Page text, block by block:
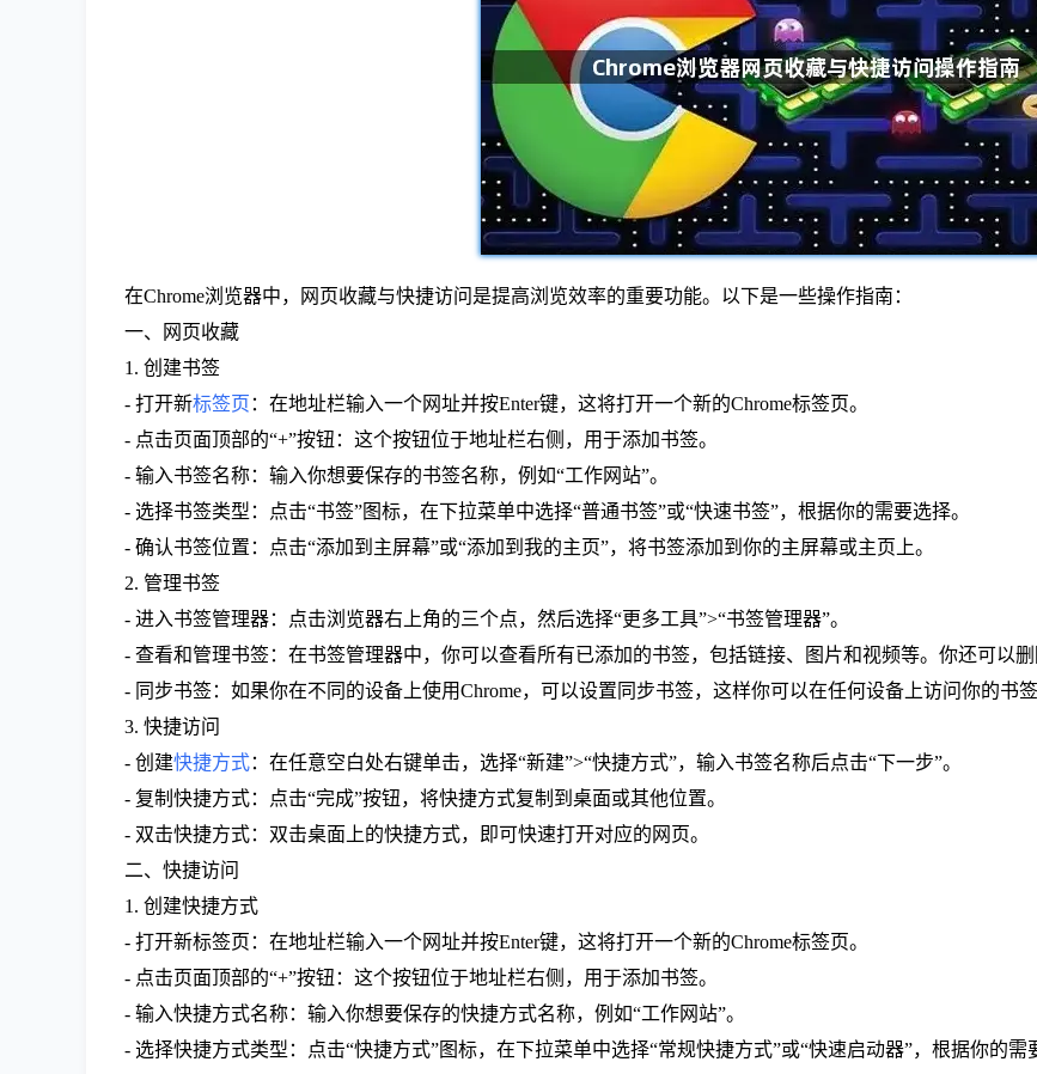
在Chrome浏览器中，网页收藏与快捷访问是提高浏览效率的重要功能。以下是一些操作指南：
一、网页收藏
1. 创建书签
- 打开新标签页 ：在地址栏输入一个网址并按Enter键，这将打开一个新的Chrome标签页。
- 点击页面顶部的“+”按钮：这个按钮位于地址栏右侧，用于添加书签。
- 输入书签名称：输入你想要保存的书签名称，例如“工作网站”。
- 选择书签类型：点击“书签”图标，在下拉菜单中选择“普通书签”或“快速书签”，根据你的需要选择。
- 确认书签位置：点击“添加到主屏幕”或“添加到我的主页”，将书签添加到你的主屏幕或主页上。
2. 管理书签
- 进入书签管理器：点击浏览器右上角的三个点，然后选择“更多工具”>“书签管理器”。
- 查看和管理书签：在书签管理器中，你可以查看所有已添加的书签，包括链接、图片和视频等。你还可以
- 同步书签：如果你在不同的设备上使用Chrome，可以设置同步书签，这样你可以在任何设备上访问你的书签
3. 快捷访问
- 创建快捷方式：在任意空白处右键单击，选择“新建”>“快捷方式”，输入书签名称后点击“下一步”。
- 复制快捷方式：点击“完成”按钮，将快捷方式复制到桌面或其他位置。
- 双击快捷方式：双击桌面上的快捷方式，即可快速打开对应的网页。
二、快捷访问
1. 创建快捷方式
- 打开新标签页：在地址栏输入一个网址并按Enter键，这将打开一个新的Chrome标签页。
- 点击页面顶部的“+”按钮：这个按钮位于地址栏右侧，用于添加书签。
- 输入快捷方式名称：输入你想要保存的快捷方式名称，例如“工作网站”。
- 选择快捷方式类型：点击“快捷方式”图标，在下拉菜单中选择“常规快捷方式”或“快速启动器”，根据你的需